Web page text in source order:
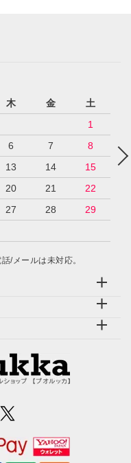
木 金
土
1
6 7
8
13 14
15
20 21
22
27 28
29
/メールは未対応。